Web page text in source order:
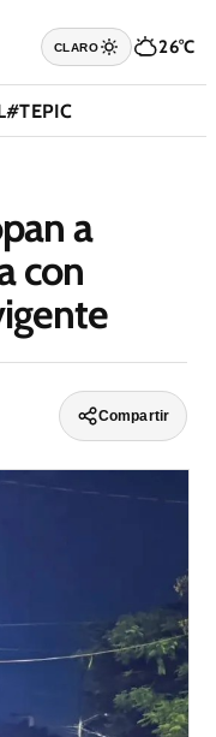
CLARO 26°C
#TEPIC
a
con
Compartir